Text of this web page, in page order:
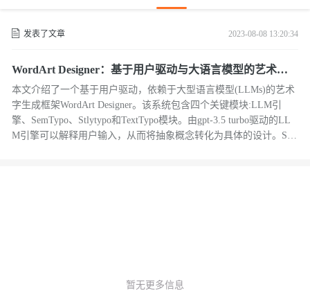
发表了文章 2023-08-08 13:20:34
WordArt Designer：基于用户驱动与大语言模型的艺术字
生成
本文介绍了一个基于用户驱动，依赖于大型语言模型(LLMs)的艺术
字生成框架WordArt Designer。该系统包含四个关键模块:LLM引
擎、SemTypo、Stlytypo和TextTypo模块。由gpt-3.5 turbo驱动的LL
M引擎可以解释用户输入，从而将抽象概念转化为具体的设计。Se
暂无更多信息